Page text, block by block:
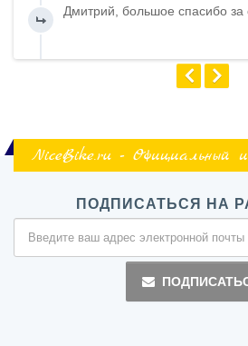
Дмитрий, большое спасибо за
NiceBike.ru - Официальный
ПОДПИСАТЬСЯ НА